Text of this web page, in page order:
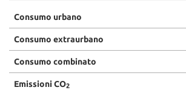
Consumo urbano
Consumo extraurbano
Consumo combinato
Emissioni CO2